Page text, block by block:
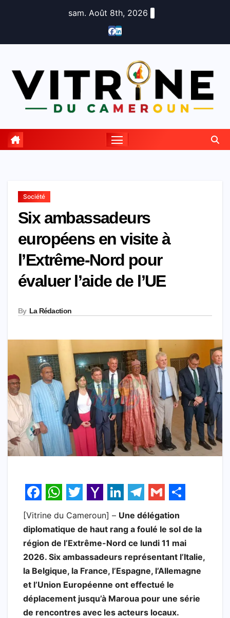
sam. Août 8th, 2026
Société
Six ambassadeurs
européens en visite à
l’Extrême-Nord pour
évaluer l’aide de l’UE
By La Rédaction
F
a
c
e
b
o
o
W
h
a
t
s
A
p
T
w
i
t
t
e
r
a
h
o
o
M
a
L
i
n
k
e
d
I
e
l
e
g
r
a
G
m
a
i
l
S
h
a
r
e
[Vitrine du Cameroun] – Une délégation
diplomatique de haut rang a foulé le sol de la
région de l’Extrême-Nord ce lundi 11 mai
2026. Six ambassadeurs représentant l’Italie,
la Belgique, la France, l’Espagne, l’Allemagne
et l’Union Européenne ont effectué le
déplacement jusqu’à Maroua pour une série
de rencontres avec les acteurs locaux.